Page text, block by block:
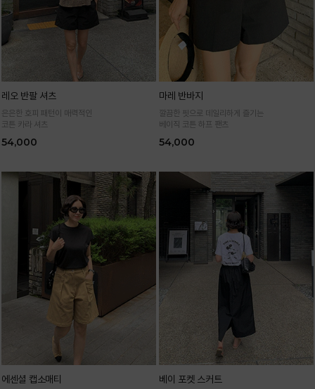
레오 반팔 셔츠
은은한 호피 패턴이 매력적인
코튼 카라 셔츠
54,000
마레 반바지
깔끔한 핏으로 데일리하게 즐기는
베이직 코튼 하프 팬츠
54,000
에센셜 캡소매티 베이 포켓 스커트